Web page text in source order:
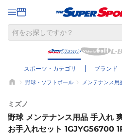
スポーツ・カテゴリ ブランド
野球・ソフトボール メンテナンス用
ミズノ
野球 メンテナンス用品 手入れ
お手入れセット 1GJYG56700